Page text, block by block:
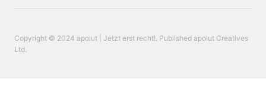
Copyright © 2024 apolut | Jetzt erst recht!. Published apolut Creatives
Ltd.